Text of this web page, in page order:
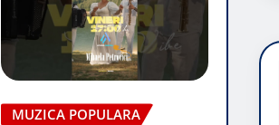
MUZICA POPULARA